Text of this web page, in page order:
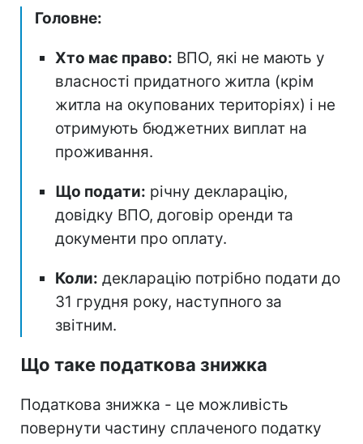
Головне:
Хто має право: ВПО, які не мають у
власності придатного житла (крім
житла на окупованих територіях) і не
отримують бюджетних виплат на
проживання.
Що подати: річну декларацію,
довідку ВПО, договір оренди та
документи про оплату.
Коли: декларацію потрібно подати до
31 грудня року, наступного за
звітним.
Що таке податкова знижка
Податкова знижка - це можливість
повернути частину сплаченого податку